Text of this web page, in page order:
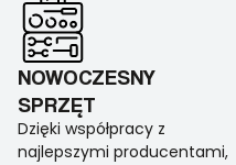
NOWOCZESNY
SPRZĘT
Dzięki współpracy z
najlepszymi producentami,